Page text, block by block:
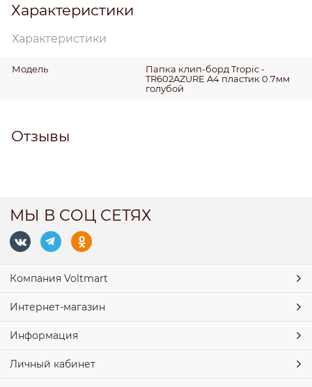
Характеристики
Характеристики
Модель
Папка клип-борд Tropic -
TR602AZURE A4 пластик 0.7мм
голубой
Отзывы
МЫ В СОЦ СЕТЯХ
Компания Voltmart
Интернет-магазин
Информация
Личный кабинет